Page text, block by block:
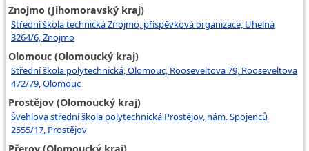
Znojmo (Jihomoravský kraj)
Střední škola technická Znojmo, příspěvková organizace, Uhelná
3264/6, Znojmo
Olomouc (Olomoucký kraj)
Střední škola polytechnická, Olomouc, Rooseveltova 79, Rooseveltova
472/79, Olomouc
Prostějov (Olomoucký kraj)
Švehlova střední škola polytechnická Prostějov, nám. Spojenců
2555/17, Prostějov